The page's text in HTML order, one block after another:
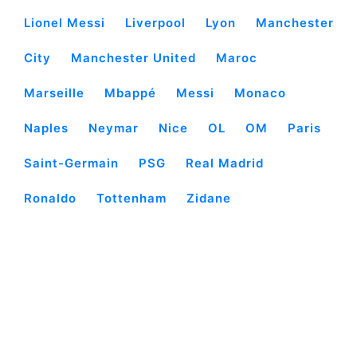
Lionel Messi Liverpool Lyon Manchester
City Manchester United Maroc
Marseille Mbappé Messi Monaco
Naples Neymar Nice OL OM Paris
Saint-Germain PSG Real Madrid
Ronaldo Tottenham Zidane